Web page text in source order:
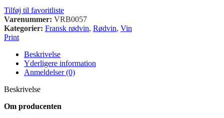
Tilføj til favoritliste
Varenummer: VRB0057
Kategorier: Fransk rødvin, Rødvin, Vin
Print
Beskrivelse
Yderligere information
Anmeldelser (0)
Beskrivelse
Om producenten